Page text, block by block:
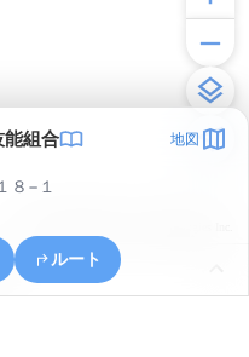
組合 地図
８−１
ルート